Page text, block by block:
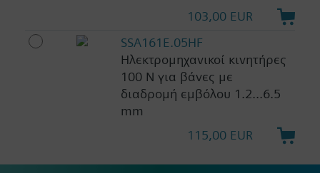
103,00 EUR
SSA161E.05HF
Ηλεκτρομηχανικοί κινητήρες
100 N για βάνες με
διαδρομή εμβόλου 1.2...6.5
mm
115,00 EUR